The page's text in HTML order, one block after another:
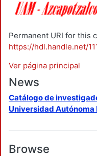
Permanent URI for this
https://hdl.handle.net/
Ver página principal
News
Catálogo de
Universidad
Browse